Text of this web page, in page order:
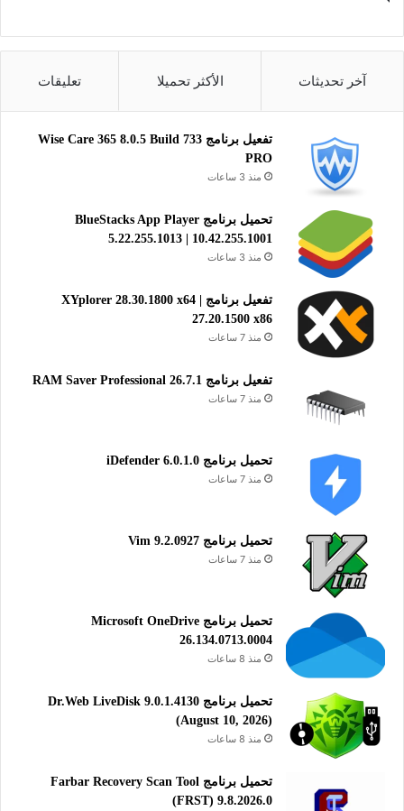
رابط التحميل الثاني
تحميل برنامج Beyond Compare فقط بدون ملف
Download Beyond Compare for Windows
Download Beyond Compare for macOS
Download Beyond Compare for LINUX
Download Beyond Compare for LINUX RPM
Package
برنامج مجاني لمقارنة الاختلافات بين الملفات وتنفيذ النسخ
الاحتياطي على جهاز الكمبيوتر الخاص بك بكفاءة عالية وبسهولة
تامة. يساعدك هذا البرنامج على تحديد الفروقات بين الملفات
المختلفة بدقة متناهية، مما يسهل عليك إدارة ومراقبة التغييرات التي
نسخ احتياطي موثوقة تحافظ على بياناتك آمنة ومحمية من الفقدان
أو التلف، مما يجعله أداة مثالية للحفاظ على سلامة معلوماتك
الضغط والنسخ الإحتياطي
آخر تحديثات الأكثر تحميلا تعليقات
تفعيل برنامج Wise Care 365 8.0.5 Build 733
PRO
منذ 3 ساعات
تحميل برنامج BlueStacks App Player
5.22.255.1013 | 10.42.255.1001
منذ 3 ساعات
تفعيل برنامج XYplorer 28.30.1800 x64 |
27.20.1500 x86
منذ 7 ساعات
تفعيل برنامج RAM Saver Professional 26.7.1
منذ 7 ساعات
تحميل برنامج iDefender 6.0.1.0
منذ 7 ساعات
تحميل برنامج Vim 9.2.0927
منذ 7 ساعات
تحميل برنامج Microsoft OneDrive
26.134.0713.0004
منذ 8 ساعات
تحميل برنامج Dr.Web LiveDisk 9.0.1.4130
(August 10, 2026)
منذ 8 ساعات
تحميل برنامج Farbar Recovery Scan Tool
(FRST) 9.8.2026.0